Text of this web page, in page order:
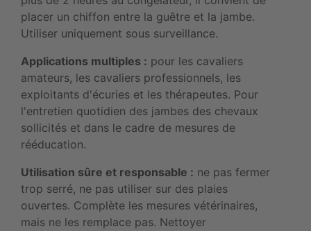
placer un chiffon entre la guêtre et la jambe.
Utiliser uniquement sous surveillance.
Applications multiples : pour les cavaliers
amateurs, les cavaliers professionnels, les
exploitants d'écuries et les thérapeutes. Pour
l'entretien quotidien des jambes des chevaux
sollicités et dans le cadre de mesures de
rééducation.
Utilisation sûre et responsable : ne pas fermer
trop serré, ne pas utiliser sur des plaies
ouvertes. Complète les mesures vétérinaires,
mais ne les remplace pas. Nettoyer